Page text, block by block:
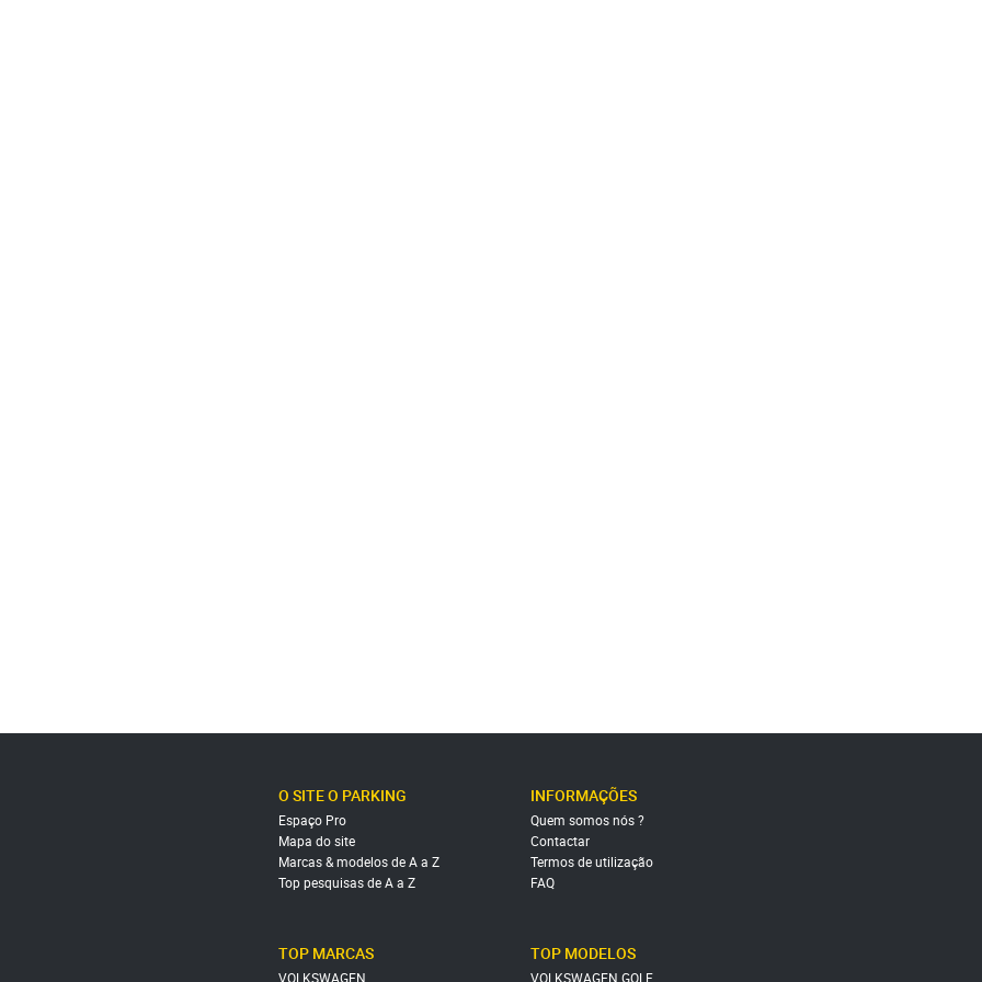
INFORMAÇÕES
Quem somos nós ?
Contactar
Termos de utilização
FAQ
TOP MODELOS
VOLKSWAGEN GOLF
O SITE O PARKING
Espaço Pro
Mapa do site
Marcas & modelos de A a Z
Top pesquisas de A a Z
TOP MARCAS
VOLKSWAGEN